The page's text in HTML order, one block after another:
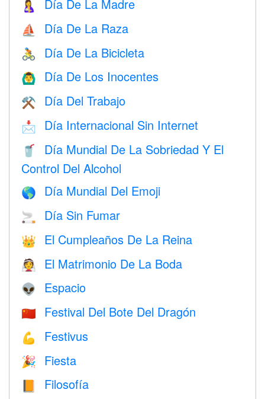
🤱 Día De La Madre
⛵️ Día De La Raza
🚴 Día De La Bicicleta
🙆‍♂️ Día De Los Inocentes
⚒️ Día Del Trabajo
📩 Día Internacional Sin Internet
🥤
Día Mundial De La Sobriedad Y El
Control Del Alcohol
🌎 Día Mundial Del Emoji
🚬 Día Sin Fumar
👑 El Cumpleaños De La Reina
👰 El Matrimonio De La Boda
👽 Espacio
🇨🇳 Festival Del Bote Del Dragón
💪 Festivus
🎉 Fiesta
📙 Filosofía